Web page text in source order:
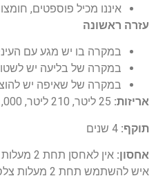
איננו מכיל פוספטים,
עזרה ראשונה
במקרה בו יש מגע עם
במקרה של בליעה יש
במקרה של שאיפה יש
אריזות:
תוקף:
אחסון:
איש להשתמש תחת 2 מעלות צלסיוס.